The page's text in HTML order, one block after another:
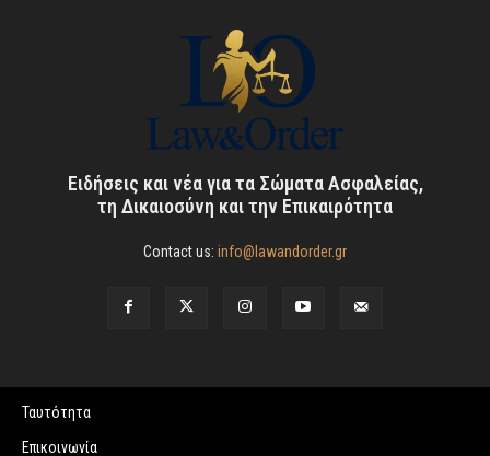
Ειδήσεις και νέα για τα Σώματα Ασφαλείας,
τη Δικαιοσύνη και την Επικαιρότητα
Contact us: info@lawandorder.gr
Ταυτότητα
Επικοινωνία